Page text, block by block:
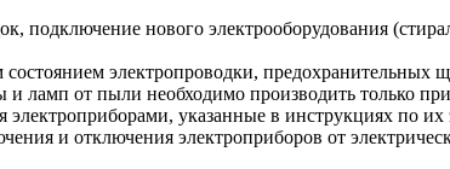
подключение нового электрооборудования
электропроводки,
и ламп от пыли необходимо производить только
электроприборами, указанные в инструкциях по их
и отключения электроприборов от